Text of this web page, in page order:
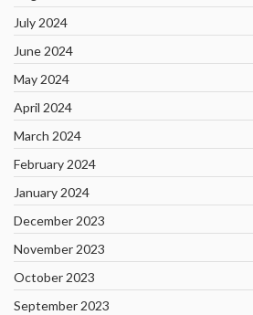
July 2024
June 2024
May 2024
April 2024
March 2024
February 2024
January 2024
December 2023
November 2023
October 2023
September 2023